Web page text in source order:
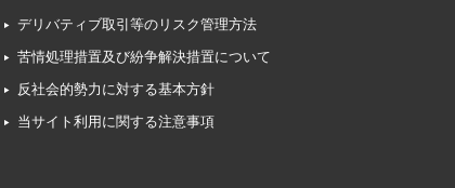
デリバティブ取引等のリスク管理方法
苦情処理措置及び紛争解決措置について
反社会的勢力に対する基本方針
当サイト利用に関する注意事項